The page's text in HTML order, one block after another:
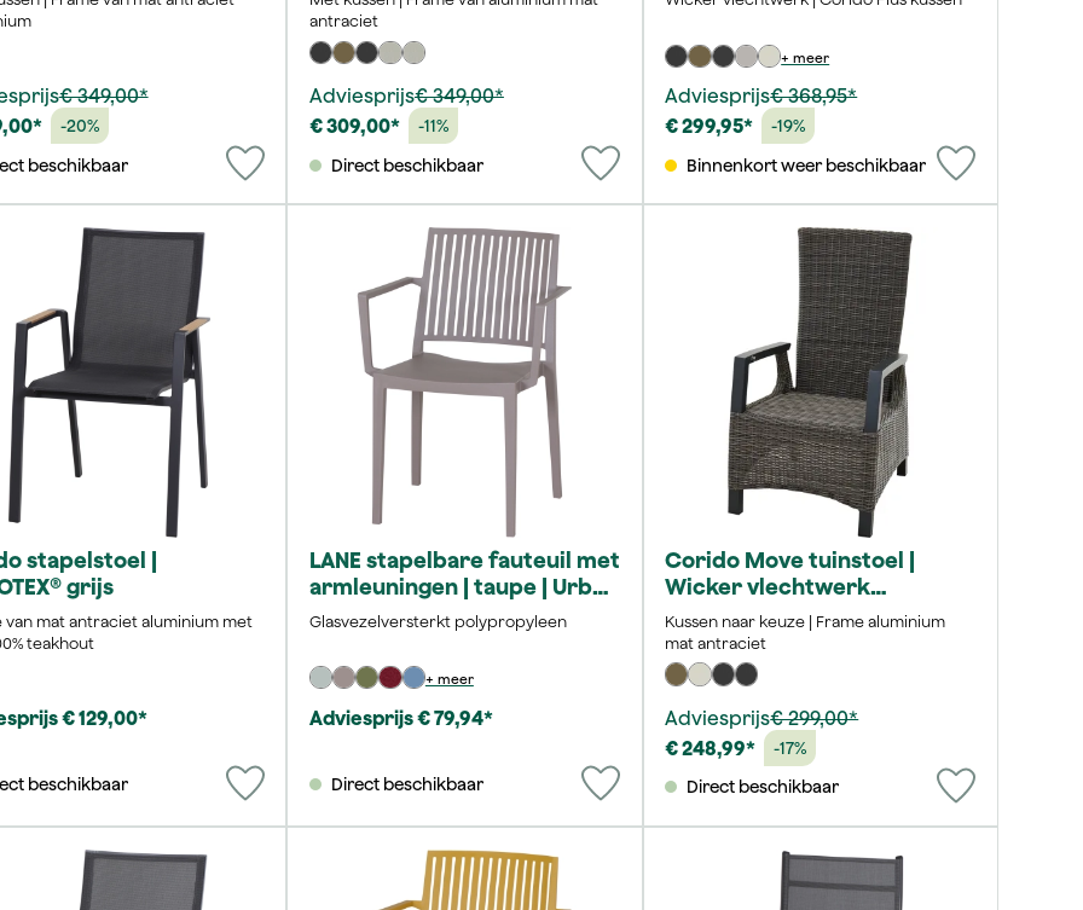
€ 349,00*
-20%
beschikbaar
antraciet
Adviesprijs€ 349,00*
€ 309,00*
-11%
Direct beschikbaar
+ meer
Adviesprijs€ 368,95*
€ 299,95*
-19%
Binnenkort weer beschikbaar
stapelstoel |
grijs
van mat antraciet aluminium met
teakhout
€ 129,00*
beschikbaar
LANE stapelbare fauteuil met
armleuningen | taupe | Urban
Lights
Glasvezelversterkt polypropyleen
+ meer
Adviesprijs € 79,94*
Direct beschikbaar
Corido Move tuinstoel |
Wicker vlechtwerk
charcoal-grey
Kussen naar keuze | Frame aluminium
mat antraciet
Adviesprijs€ 299,00*
€ 248,99*
-17%
Direct beschikbaar